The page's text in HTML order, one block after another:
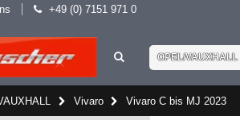
+49 (0) 7151 971 0
OPEL/VAUXHALL
Vivaro Vivaro C bis MJ 2023